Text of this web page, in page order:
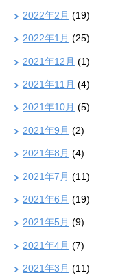
2022年2月 (19)
2022年1月 (25)
2021年12月 (1)
2021年11月 (4)
2021年10月 (5)
2021年9月 (2)
2021年8月 (4)
2021年7月 (11)
2021年6月 (19)
2021年5月 (9)
2021年4月 (7)
2021年3月 (11)